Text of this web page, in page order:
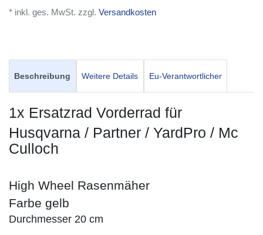
* inkl. ges. MwSt. zzgl. Versandkosten
Beschreibung Weitere Details Eu-Verantwortlicher
1x Ersatzrad Vorderrad für
Husqvarna / Partner / YardPro / Mc
Culloch
High Wheel Rasenmäher
Farbe gelb
Durchmesser 20 cm